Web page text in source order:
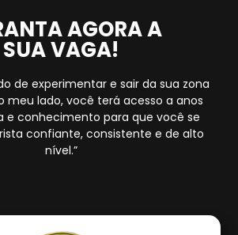
AGORA A
SUA VAGA!
de experimentar e sair da sua zona
meu lado, você terá acesso a anos
e conhecimento para que você se
confiante, consistente e de alto
nível.”